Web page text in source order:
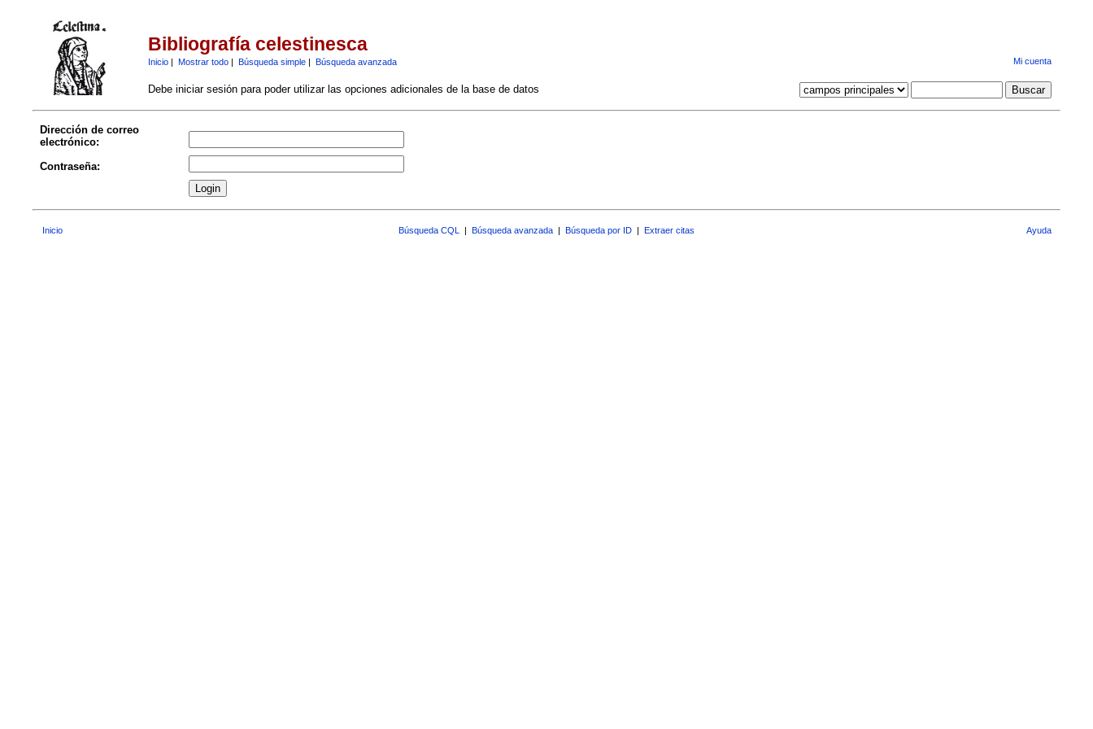
Bibliografía celestinesca
Inicio| Mostrar todo| Búsqueda simple| Búsqueda avanzada Mi cuenta
Debe iniciar sesión para poder utilizar las opciones adicionales de la base de datos
Dirección de correo
electrónico:
Contraseña:
Inicio Búsqueda CQL | Búsqueda avanzada | Búsqueda por ID | Extraer citas Ayuda